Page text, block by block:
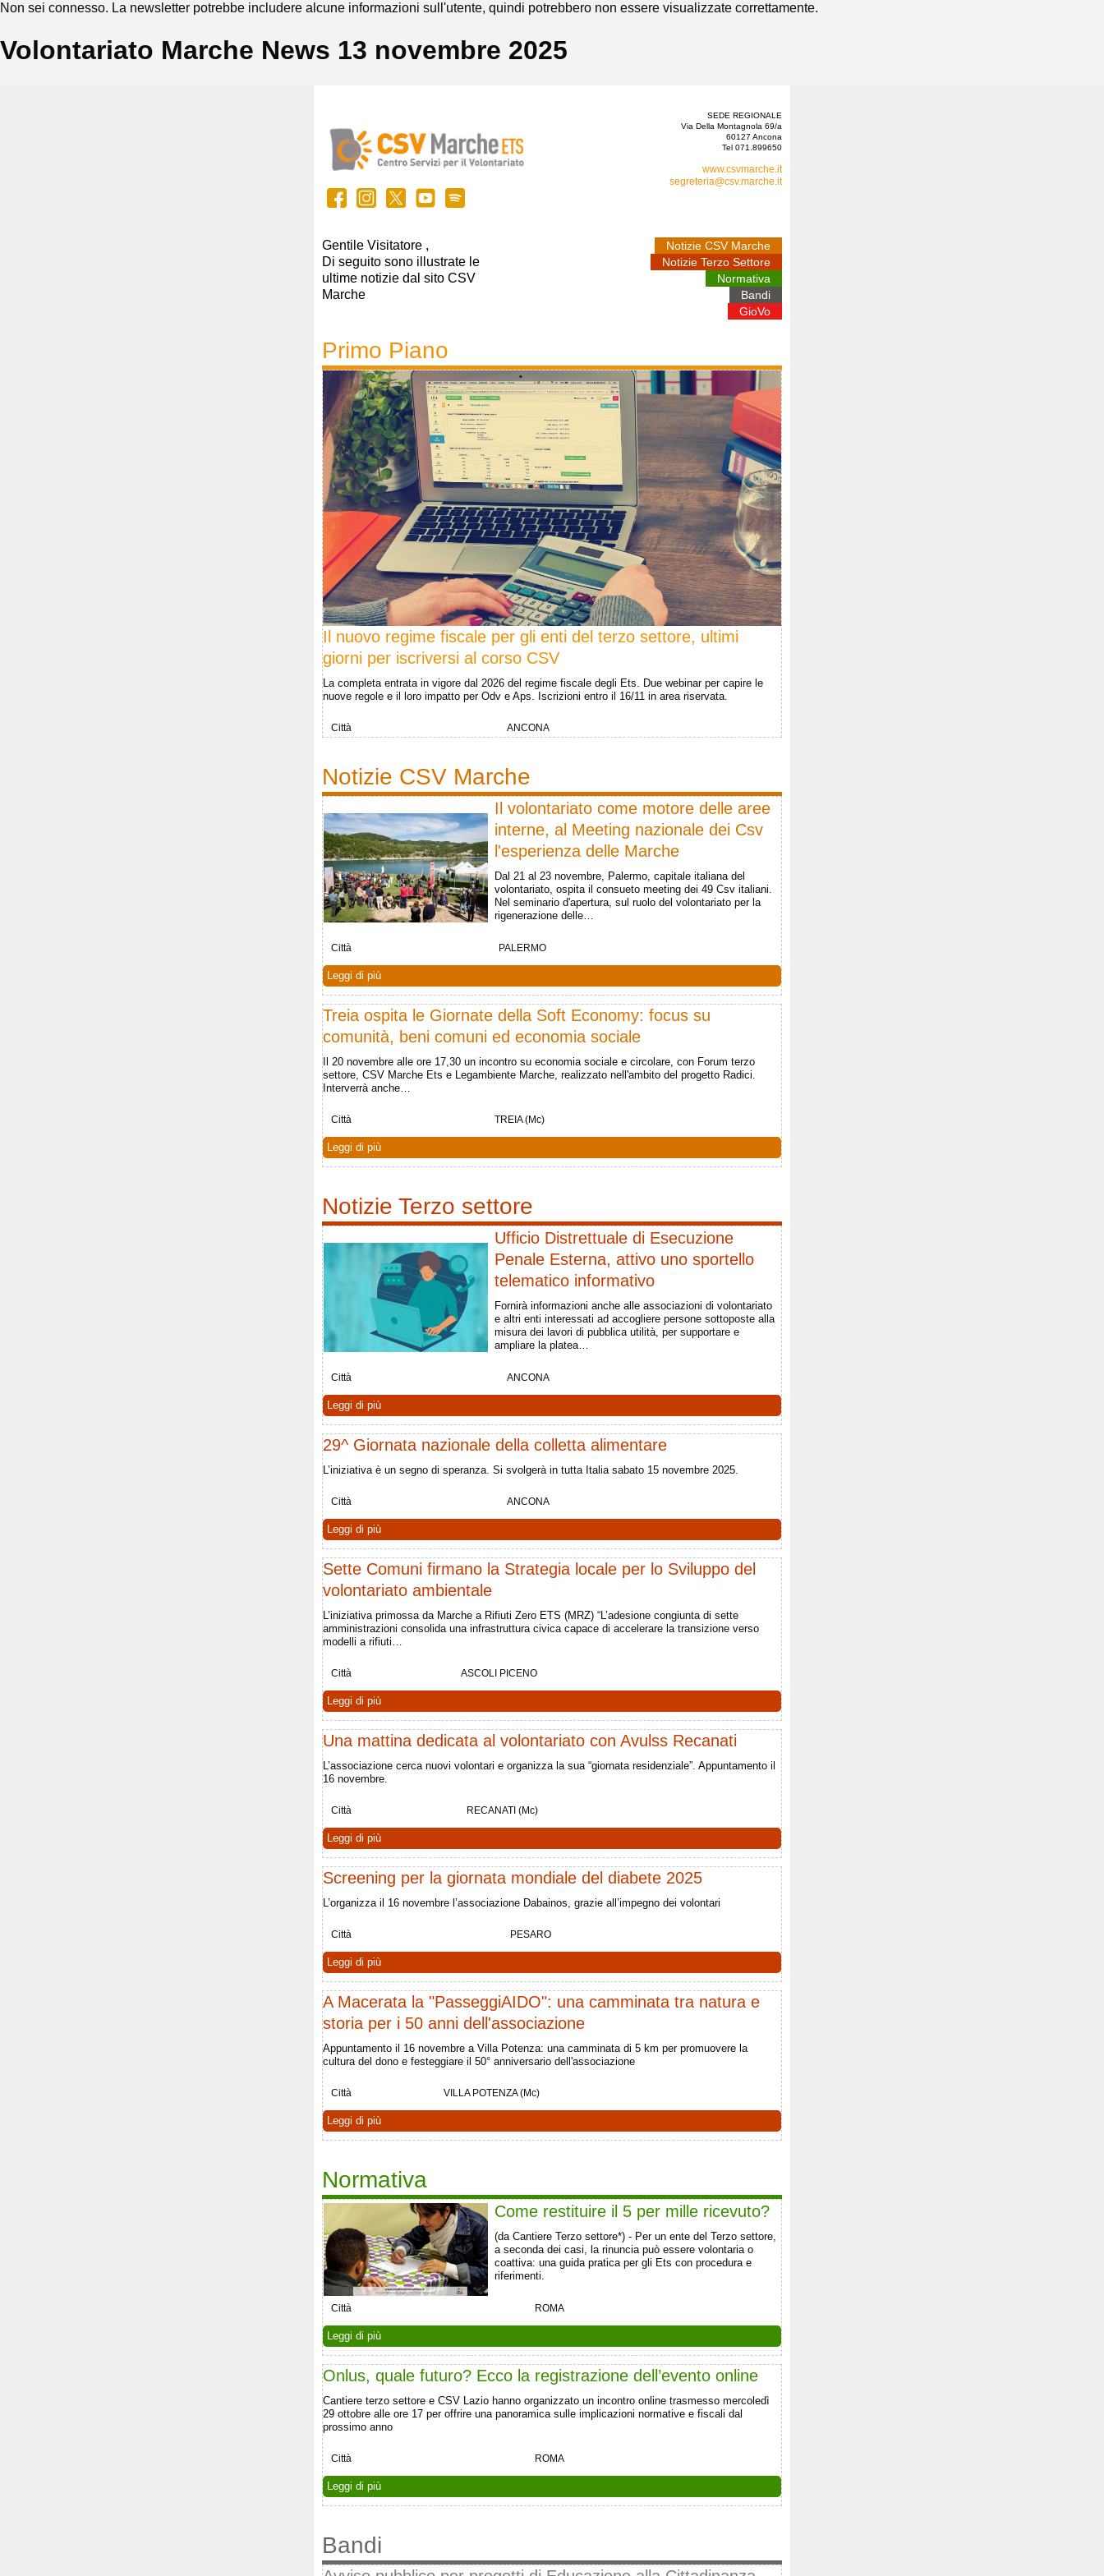
Non sei connesso. La newsletter potrebbe includere alcune informazioni sull'utente, quindi potrebbero non essere visualizzate correttamente.
Volontariato Marche News 13 novembre 2025
SEDE REGIONALE
Via Della Montagnola 69/a
60127 Ancona
Tel 071.899650
www.csvmarche.it
segreteria@csv.marche.it
Gentile Visitatore ‍,
Di seguito sono illustrate le
ultime notizie dal sito CSV
Marche
Notizie CSV Marche
Notizie Terzo Settore
Normativa
Bandi
GioVo
Primo Piano‍
Il nuovo regime fiscale per gli enti del terzo settore, ultimi
giorni per iscriversi al corso CSV
La completa entrata in vigore dal 2026 del regime fiscale degli Ets. Due webinar per capire le
nuove regole e il loro impatto per Odv e Aps. Iscrizioni entro il 16/11 in area riservata.
Città ANCONA
Notizie CSV Marche
Il volontariato come motore delle aree
interne, al Meeting nazionale dei Csv
l'esperienza delle Marche
Dal 21 al 23 novembre, Palermo, capitale italiana del
volontariato, ospita il consueto meeting dei 49 Csv italiani.
Nel seminario d'apertura, sul ruolo del volontariato per la
rigenerazione delle…
Città PALERMO
Leggi di più
Treia ospita le Giornate della Soft Economy: focus su
comunità, beni comuni ed economia sociale
Il 20 novembre alle ore 17,30 un incontro su economia sociale e circolare, con Forum terzo
settore, CSV Marche Ets e Legambiente Marche, realizzato nell'ambito del progetto Radici.
Interverrà anche…
Città TREIA (Mc)
Leggi di più
Notizie Terzo settore
Ufficio Distrettuale di Esecuzione
Penale Esterna, attivo uno sportello
telematico informativo
Fornirà informazioni anche alle associazioni di volontariato
e altri enti interessati ad accogliere persone sottoposte alla
misura dei lavori di pubblica utilità, per supportare e
ampliare la platea…
Città ANCONA
Leggi di più
29^ Giornata nazionale della colletta alimentare
L’iniziativa è un segno di speranza. Si svolgerà in tutta Italia sabato 15 novembre 2025.
Città ANCONA
Leggi di più
Sette Comuni firmano la Strategia locale per lo Sviluppo del
volontariato ambientale
L’iniziativa primossa da Marche a Rifiuti Zero ETS (MRZ) “L’adesione congiunta di sette
amministrazioni consolida una infrastruttura civica capace di accelerare la transizione verso
modelli a rifiuti…
Città ASCOLI PICENO
Leggi di più
Una mattina dedicata al volontariato con Avulss Recanati
L’associazione cerca nuovi volontari e organizza la sua “giornata residenziale”. Appuntamento il
16 novembre.
Città RECANATI (Mc)
Leggi di più
Screening per la giornata mondiale del diabete 2025
L’organizza il 16 novembre l’associazione Dabainos, grazie all’impegno dei volontari
Città PESARO
Leggi di più
A Macerata la "PasseggiAIDO": una camminata tra natura e
storia per i 50 anni dell'associazione
Appuntamento il 16 novembre a Villa Potenza: una camminata di 5 km per promuovere la
cultura del dono e festeggiare il 50° anniversario dell'associazione
Città VILLA POTENZA (Mc)
Leggi di più
Normativa
Come restituire il 5 per mille ricevuto?
(da Cantiere Terzo settore*) - Per un ente del Terzo settore,
a seconda dei casi, la rinuncia può essere volontaria o
coattiva: una guida pratica per gli Ets con procedura e
riferimenti.
Città ROMA
Leggi di più
Onlus, quale futuro? Ecco la registrazione dell’evento online
Cantiere terzo settore e CSV Lazio hanno organizzato un incontro online trasmesso mercoledì
29 ottobre alle ore 17 per offrire una panoramica sulle implicazioni normative e fiscali dal
prossimo anno
Città ROMA
Leggi di più
Bandi